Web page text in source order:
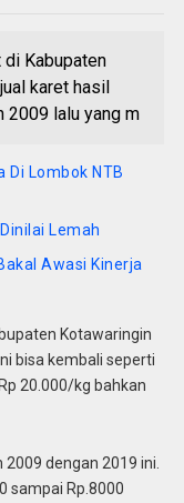
Kabupaten
karet hasil
2009 lalu yang m
Di Lombok NTB
Lemah
Awasi Kinerja
Kotawaringin
bisa kembali seperti
20.000/kg bahkan
dengan 2019 ini.
sampai Rp.8000